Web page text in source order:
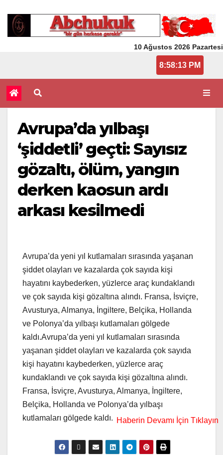
10 Ağustos 2026 Pazartesi
8:58:13 PM
Avrupa’da yılbaşı
‘şiddetli’ geçti: Sayısız
gözaltı, ölüm, yangın
derken kaosun ardı
arkası kesilmedi
Avrupa’da yeni yıl kutlamaları sırasında yaşanan
şiddet olayları ve kazalarda çok sayıda kişi
hayatını kaybederken, yüzlerce araç kundaklandı
ve çok sayıda kişi gözaltına alındı. Fransa, İsviçre,
Avusturya, Almanya, İngiltere, Belçika, Hollanda
ve Polonya’da yılbaşı kutlamaları gölgede
kaldı.Avrupa’da yeni yıl kutlamaları sırasında
yaşanan şiddet olayları ve kazalarda çok sayıda
kişi hayatını kaybederken, yüzlerce araç
kundaklandı ve çok sayıda kişi gözaltına alındı.
Fransa, İsviçre, Avusturya, Almanya, İngiltere,
Belçika, Hollanda ve Polonya’da yılbaşı
kutlamaları gölgede kaldı.